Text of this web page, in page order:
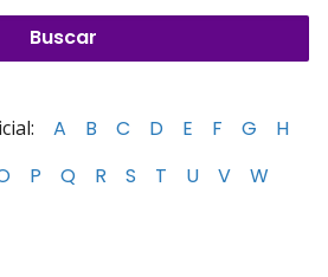
A B C D E F G
H
P Q R S T U V
W